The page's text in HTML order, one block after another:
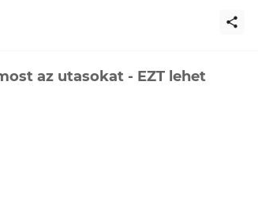
az utasokat - EZT lehet